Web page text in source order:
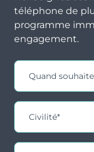
téléphone de
programme
engagement.
Contact